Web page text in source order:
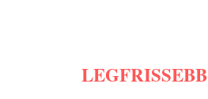
LEGFRISSEBB